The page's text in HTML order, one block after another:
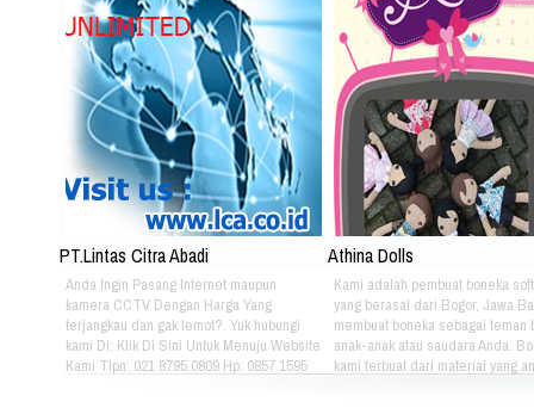
PT.Lintas Citra Abadi
Anda Ingin Pasang Internet maupun
kamera CCTV Dengan Harga Yang
terjangkau dan gak lemot?. Yuk hubungi
kami Di: Klik Di Sini Untuk Menuju Website
Kami Tlpn: 021 8795 0809 Hp: 0857 1595
Athina Dolls
Kami adalah pembuat boneka
yang berasal dari Bogor, Jawa
membuat boneka sebagai teman
anak-anak atau saudara Anda.
kami terbuat dari material yang